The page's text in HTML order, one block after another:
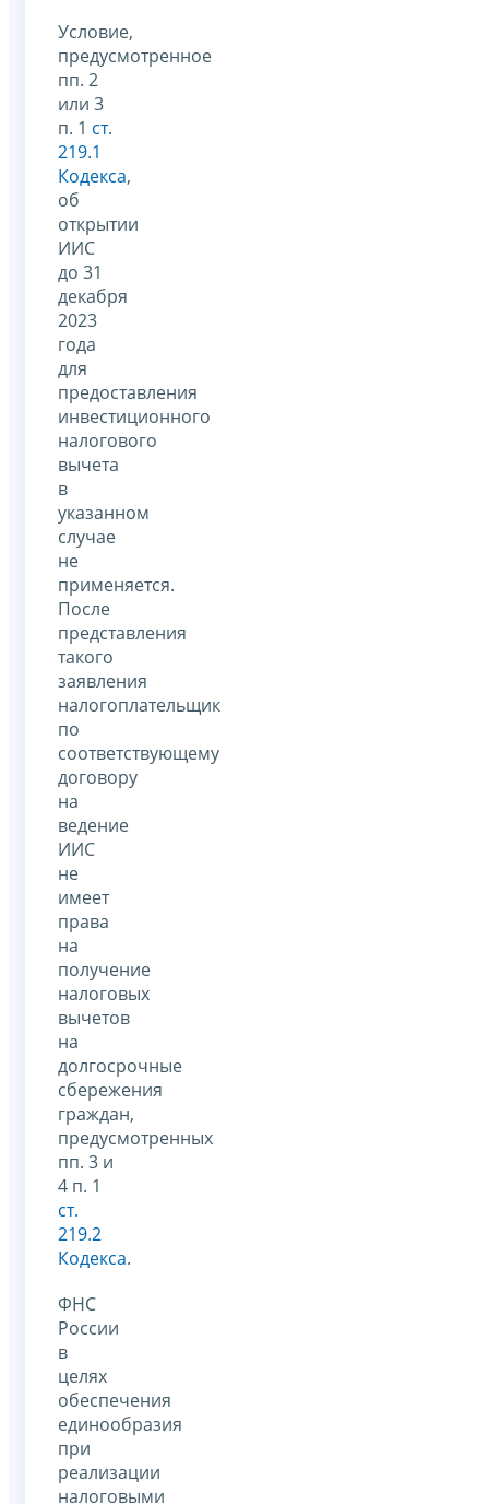
Условие,
предусмотренное
пп. 2
или 3
п. 1 ст.
219.1
Кодекса,
об
открытии
ИИС
до 31
декабря
2023
года
для
предоставления
инвестиционного
налогового
вычета
в
указанном
случае
не
применяется.
После
представления
такого
заявления
налогоплательщик
по
соответствующему
договору
на
ведение
ИИС
не
имеет
права
на
получение
налоговых
вычетов
на
долгосрочные
сбережения
граждан,
предусмотренных
пп. 3 и
4 п. 1
ст.
219.2
Кодекса.
ФНС
России
в
целях
обеспечения
единообразия
при
реализации
налоговыми